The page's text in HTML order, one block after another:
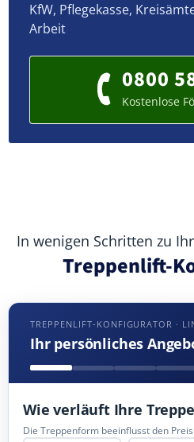
KfW, Pflegekasse,
Arbeit
0800
Kostenlose
In wenigen Schritten zu
Treppenlift-
TREPPENLIFT-KONFIGURATOR ·
Ihr persönliches
Wie verläuft Ihre
Die Treppenform beeinflusst den